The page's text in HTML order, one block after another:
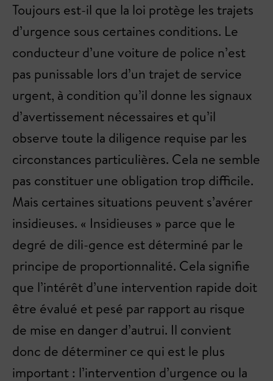
Toujours est-il que la loi protège les trajets
d’urgence sous certaines conditions. Le
conducteur d’une voiture de police n’est
pas punissable lors d’un trajet de service
urgent, à condition qu’il donne les signaux
d’avertissement nécessaires et qu’il
observe toute la diligence requise par les
circonstances particulières. Cela ne semble
pas constituer une obligation trop difficile.
Mais certaines situations peuvent s’avérer
insidieuses. « Insidieuses » parce que le
degré de dili-gence est déterminé par le
principe de proportionnalité. Cela signifie
que l’intérêt d’une intervention rapide doit
être évalué et pesé par rapport au risque
de mise en danger d’autrui. Il convient
donc de déterminer ce qui est le plus
important : l’intervention d’urgence ou la